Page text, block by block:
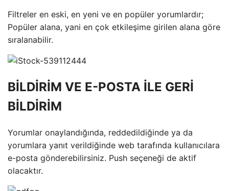
Filtreler en eski, en yeni ve en popüler yorumlardır;
Popüler alana, yani en çok etkileşime girilen alana göre
sıralanabilir.
BİLDİRİM VE E-POSTA İLE GERİ
BİLDİRİM
Yorumlar onaylandığında, reddedildiğinde ya da
yorumlara yanıt verildiğinde web tarafında kullanıcılara
e-posta gönderebilirsiniz. Push seçeneği de aktif
olacaktır.